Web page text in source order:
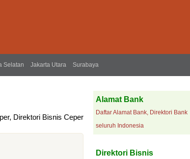
Selatan Jakarta Utara Surabaya
Direktori Bisnis Ceper
Alamat Bank
Daftar Alamat Bank, Direktori Bank
seluruh Indonesia
Direktori Bisnis